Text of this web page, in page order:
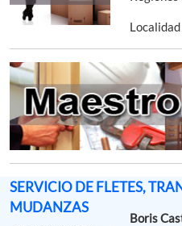
Localidad
SERVICIO DE FLETES,
MUDANZAS
Boris